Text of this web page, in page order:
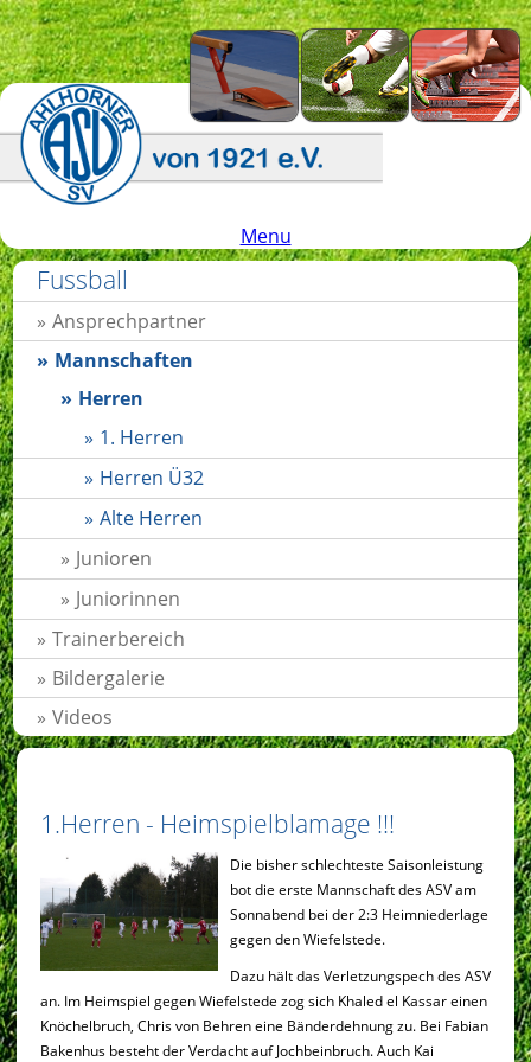
Menu
Fussball
Ansprechpartner
Mannschaften
Herren
1. Herren
Herren Ü32
Alte Herren
Junioren
Juniorinnen
Trainerbereich
Bildergalerie
Videos
1.Herren - Heimspielblamage !!!
Die bisher schlechteste Saisonleistung
bot die erste Mannschaft des ASV am
Sonnabend bei der 2:3 Heimniederlage
gegen den Wiefelstede.
Dazu hält das Verletzungspech des ASV
an. Im Heimspiel gegen Wiefelstede zog sich Khaled el Kassar einen
Knöchelbruch, Chris von Behren eine Bänderdehnung zu. Bei Fabian
Bakenhus besteht der Verdacht auf Jochbeinbruch. Auch Kai